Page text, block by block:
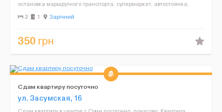
остановка маршрутного транспорта, супермаркет, автостоянка,
ресторан, кафе. Сделан качественный евроремонт. К...
2 1 Зарічний
350 грн
Сдам квартиру посуточно
ул. Засумская, 16